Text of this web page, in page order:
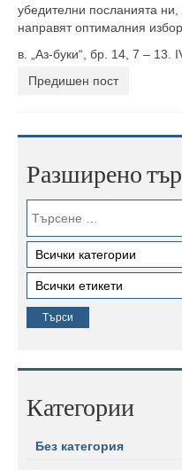
убедителни посланията ни,
направят оптималния
в. „Аз-буки“, бр. 14, 7 – 13.
Предишен пост
Разширено
Категории
Без категория